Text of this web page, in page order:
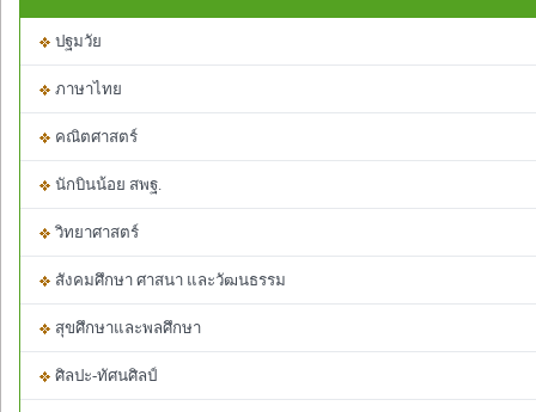
ปฐมวัย
ภาษาไทย
คณิตศาสตร์
นักบินน้อย สพฐ.
วิทยาศาสตร์
สังคมศึกษา ศาสนา และวัฒนธรรม
สุขศึกษาและพลศึกษา
ศิลปะ-ทัศนศิลป์